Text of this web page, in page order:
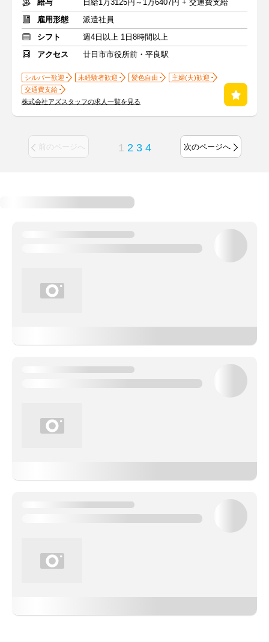
給与
日給1万3125円～1万6407円 + 交通費支給
雇用形態
派遣社員
シフト
週4日以上 1日8時間以上
アクセス
廿日市市役所前・平良駅
シルバー歓迎 未経験者歓迎 髪色自由
主婦(夫)歓迎
交通費支給
株式会社アズスタッフの求人一覧を見る
前のページへ 1 2 3 4 次のページへ